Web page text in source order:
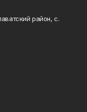
район, с.